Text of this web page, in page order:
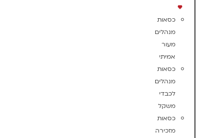
כסאות
מנהלים
מעור
אמיתי
כסאות
מנהלים
לכבדי
משקל
כסאות
מזכירה